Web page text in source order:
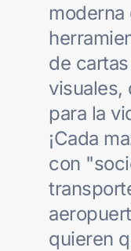
de
visuales,
para la
¡Cada
con
quieren